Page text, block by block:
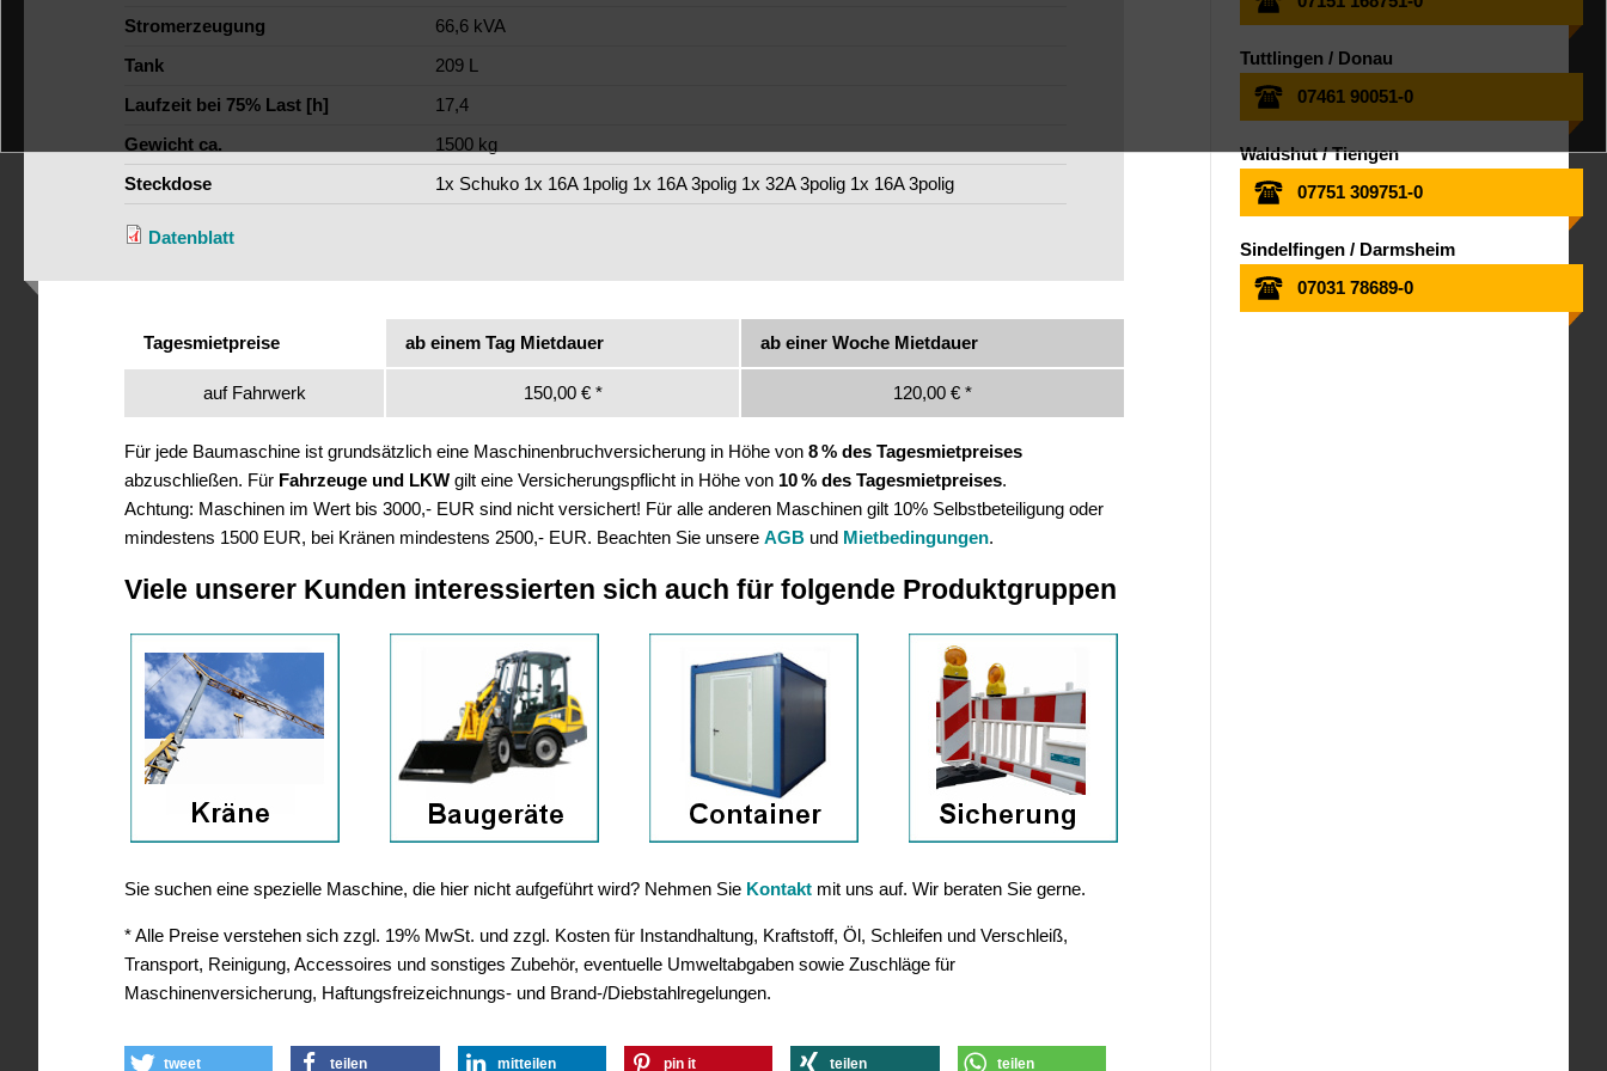
Stromerzeugung
66,6 kVA
Tank
209 L
Laufzeit bei 75% Last [h]
17,4
Gewicht ca.
1500 kg
Steckdose
1x Schuko 1x 16A 1polig 1x 16A 3polig 1x 32A 3polig 1x 16A 3polig
Datenblatt
Tagesmietpreise ab einem Tag Mietdauer ab einer Woche Mietdauer
auf Fahrwerk 150,00 € * 120,00 € *
Für jede Baumaschine ist grundsätzlich eine Maschinenbruchversicherung in Höhe von 8 % des Tagesmietpreises
abzuschließen. Für Fahrzeuge und LKW gilt eine Versicherungspflicht in Höhe von 10 % des Tagesmietpreises.
Achtung: Maschinen im Wert bis 3000,- EUR sind nicht versichert! Für alle anderen Maschinen gilt 10% Selbstbeteiligung oder
mindestens 1500 EUR, bei Kränen mindestens 2500,- EUR. Beachten Sie unsere AGB und Mietbedingungen.
Viele unserer Kunden interessierten sich auch für folgende Produktgruppen
Sie suchen eine spezielle Maschine, die hier nicht aufgeführt wird? Nehmen Sie Kontakt mit uns auf. Wir beraten Sie gerne.
* Alle Preise verstehen sich zzgl. 19% MwSt. und zzgl. Kosten für Instandhaltung, Kraftstoff, Öl, Schleifen und Verschleiß,
Transport, Reinigung, Accessoires und sonstiges Zubehör, eventuelle Umweltabgaben sowie Zuschläge für
Maschinenversicherung, Haftungsfreizeichnungs- und Brand-/Diebstahlregelungen.
tweet teilen mitteilen pin it teilen teilen
Tuttlingen / Donau
07461 90051-0
Waldshut / Tiengen
07751 309751-0
Sindelfingen / Darmsheim
07031 78689-0